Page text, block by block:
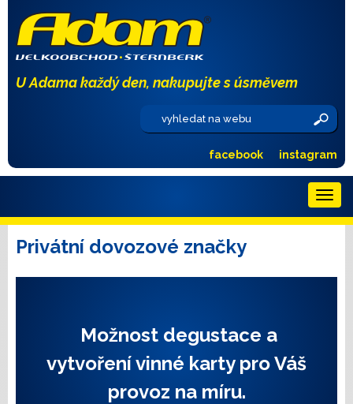
U Adama každý den, nakupujte s úsměvem
instagram
facebook
Menu
Privátní dovozové značky
Možnost degustace a
vytvoření vinné karty pro Váš
provoz na míru.